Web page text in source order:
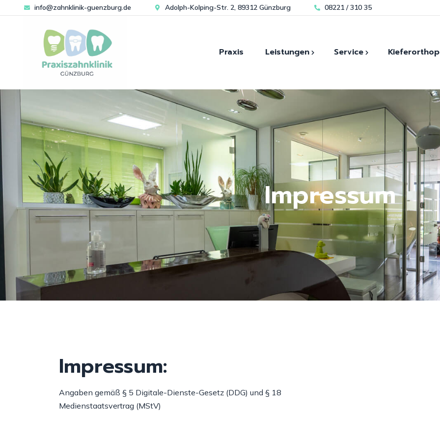
info@zahnklinik-guenzburg.de Adolph-Kolping-Str. 2, 89312 Günzburg 08221 / 310 35
Praxis Leistungen
Zahnästhetik
Laser und Mikroskopische-
Zahnheilkunde
Biologische Zahnheilkunde
Kiefergelenk-diagnostik
Implantologie
Zahnimplantate
Prothetik
Parodontologie
Parodontitis
All-On-4
Behandlungsmethode
Feste Zähne an einem
Service
Modernste Technik für
sofortigen Zahnersatz
Schmerzfrei durch Lachgas
Spezialisiert auf
Angstpatienten
Hauseigenes Dentallabor
Unsere Kieferorthopädie
Kieferorthopädie für
Kieferorthopädie für
Erwachsene
Invisalign Günzburg
Impressum
Impressum:
Angaben gemäß § 5 Digitale-Dienste-Gesetz (DDG) und § 18
Medienstaatsvertrag (MStV)